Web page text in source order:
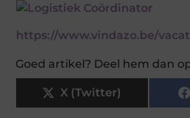
https://www.vindazo.be/
Goed artikel? Deel hem dan
X (Twitter)